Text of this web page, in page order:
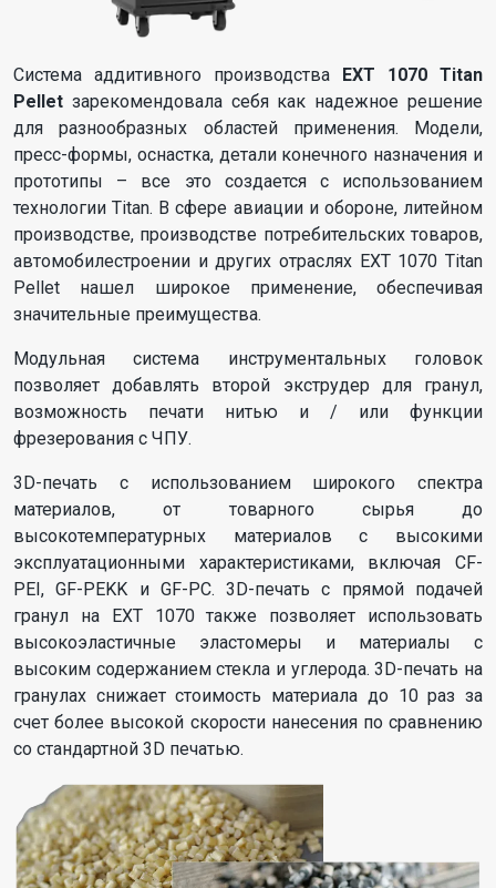
Система аддитивного производства EXT 1070 Titan
Pellet зарекомендовала себя как надежное решение
для разнообразных областей применения. Модели,
пресс-формы, оснастка, детали конечного назначения и
прототипы – все это создается с использованием
технологии Titan. В сфере авиации и обороне, литейном
производстве, производстве потребительских товаров,
автомобилестроении и других отраслях EXT 1070 Titan
Pellet нашел широкое применение, обеспечивая
значительные преимущества.
Модульная система инструментальных головок
позволяет добавлять второй экструдер для гранул,
возможность печати нитью и / или функции
фрезерования с ЧПУ.
3D-печать с использованием широкого спектра
материалов, от товарного сырья до
высокотемпературных материалов с высокими
эксплуатационными характеристиками, включая CF-
PEI, GF-PEKK и GF-PC. 3D-печать с прямой подачей
гранул на EXT 1070 также позволяет использовать
высокоэластичные эластомеры и материалы с
высоким содержанием стекла и углерода. 3D-печать на
гранулах снижает стоимость материала до 10 раз за
счет более высокой скорости нанесения по сравнению
со стандартной 3D печатью.